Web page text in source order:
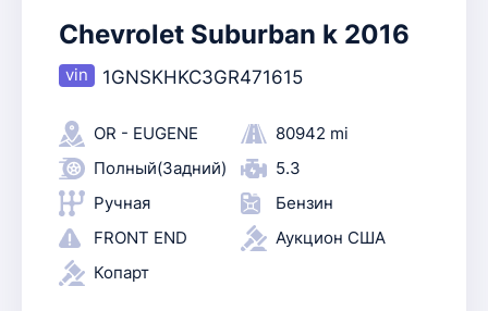
Chevrolet Suburban k 2016
1GNSKHKC3GR471615
OR - EUGENE
80942 mi
Полный(Задний)
5.3
Ручная
Бензин
FRONT END
Аукцион США
Копарт